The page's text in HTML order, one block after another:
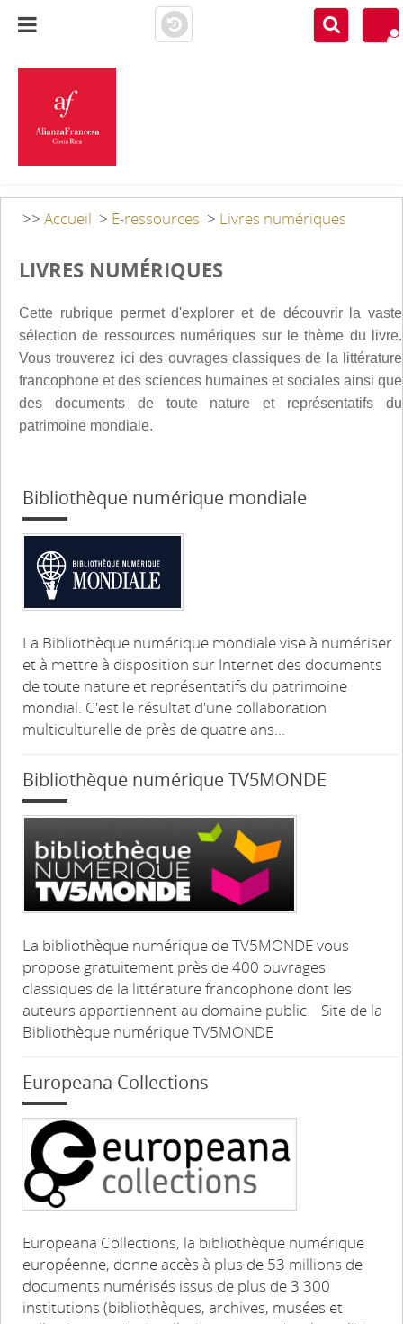
>>Accueil > E-ressources > Livres numériques
LIVRES NUMÉRIQUES
Cette rubrique permet d'explorer et de découvrir la vaste
sélection de ressources numériques sur le thème du livre.
Vous trouverez ici des ouvrages classiques de la littérature
francophone et des sciences humaines et sociales ainsi que
des documents de toute nature et représentatifs du
patrimoine mondiale.
Bibliothèque numérique mondiale
La Bibliothèque numérique mondiale vise à numériser
et à mettre à disposition sur Internet des documents
de toute nature et représentatifs du patrimoine
mondial. C'est le résultat d'une collaboration
multiculturelle de près de quatre ans...
Bibliothèque numérique TV5MONDE
La bibliothèque numérique de TV5MONDE vous
propose gratuitement près de 400 ouvrages
classiques de la littérature francophone dont les
auteurs appartiennent au domaine public. Site de la
Bibliothèque numérique TV5MONDE
Europeana Collections
Europeana Collections, la bibliothèque numérique
européenne, donne accès à plus de 53 millions de
documents numérisés issus de plus de 3 300
institutions (bibliothèques, archives, musées et